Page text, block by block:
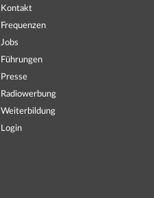
Kontakt
Frequenzen
Jobs
Führungen
Presse
Radiowerbung
Weiterbildung
Login